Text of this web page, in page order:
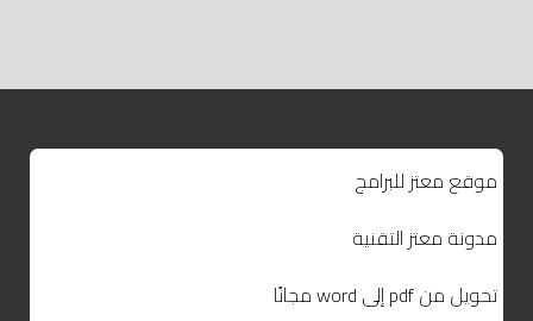
موقع معتز للبرامج
مدونة معتز التقنية
تحويل من pdf إلى word مجانًا